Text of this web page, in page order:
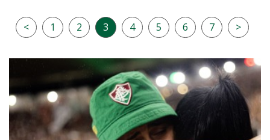
< 1 2 3 4 5 6 7 >